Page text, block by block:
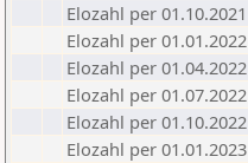
Elozahl per 01.10.2021
Elozahl per 01.01.2022
Elozahl per 01.04.2022
Elozahl per 01.07.2022
Elozahl per 01.10.2022
Elozahl per 01.01.2023